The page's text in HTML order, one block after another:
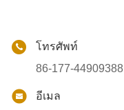
โทรศัพท์
86-177-44909388
อีเมล